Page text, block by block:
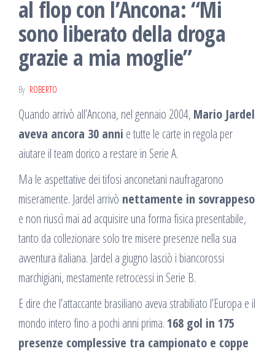
al flop con l’Ancona: “Mi
sono liberato della droga
grazie a mia moglie”
By ROBERTO
Quando arrivò all’Ancona, nel gennaio 2004, Mario Jardel
aveva ancora 30 anni e tutte le carte in regola per
aiutare il team dorico a restare in Serie A.
Ma le aspettative dei tifosi anconetani naufragarono
miseramente. Jardel arrivò nettamente in sovrappeso
e non riuscì mai ad acquisire una forma fisica presentabile,
tanto da collezionare solo tre misere presenze nella sua
avventura italiana. Jardel a giugno lasciò i biancorossi
marchigiani, mestamente retrocessi in Serie B.
E dire che l’attaccante brasiliano aveva strabiliato l’Europa e il
mondo intero fino a pochi anni prima.168 gol in 175
presenze complessive tra campionato e coppe